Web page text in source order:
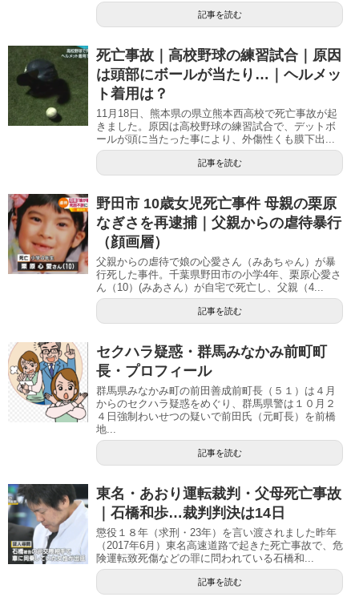
記事を読む
死亡事故｜高校野球の練習試合｜原因
は頭部にボールが当たり…｜ヘルメッ
ト着用は？
11月18日、熊本県の県立熊本西高校で死亡事故が起
きました。原因は高校野球の練習試合で、デットボ
ールが頭に当たった事により、外傷性くも膜下出...
記事を読む
野田市 10歳女児死亡事件 母親の栗原
なぎさを再逮捕｜父親からの虐待暴行
（顔画層）
父親からの虐待で娘の心愛さん（みあちゃん）が暴
行死した事件。千葉県野田市の小学4年、栗原心愛さ
ん（10）(みあさん）が自宅で死亡し、父親（4...
記事を読む
セクハラ疑惑・群馬みなかみ前町町
長・プロフィール
群馬県みなかみ町の前田善成前町長（５１）は４月
からのセクハラ疑惑をめぐり、群馬県警は１０月２
４日強制わいせつの疑いで前田氏（元町長）を前橋
地...
記事を読む
東名・あおり運転裁判・父母死亡事故
｜石橋和歩…裁判判決は14日
懲役１８年（求刑・23年）を言い渡されました昨年
（2017年6月）東名高速道路で起きた死亡事故で、危
険運転致死傷などの罪に問われている石橋和...
記事を読む